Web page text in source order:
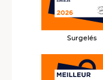
Surgelés